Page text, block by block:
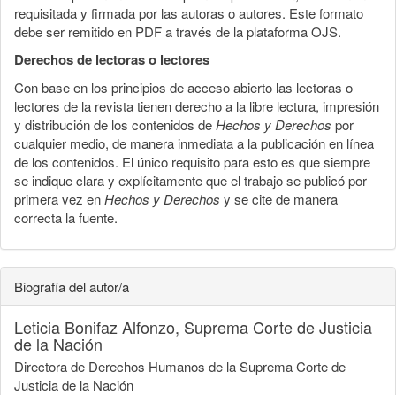
requisitada y firmada por las autoras o autores. Este formato
debe ser remitido en PDF a través de la plataforma OJS.
Derechos de lectoras o lectores
Con base en los principios de acceso abierto las lectoras o
lectores de la revista tienen derecho a la libre lectura, impresión
y distribución de los contenidos deHechos y Derechos por
cualquier medio, de manera inmediata a la publicación en línea
de los contenidos. El único requisito para esto es que siempre
se indique clara y explícitamente que el trabajo se publicó por
primera vez enHechos y Derechos y se cite de manera
correcta la fuente.
Biografía del autor/a
Leticia Bonifaz Alfonzo, Suprema Corte de Justicia
de la Nación
Directora de Derechos Humanos de la Suprema Corte de
Justicia de la Nación